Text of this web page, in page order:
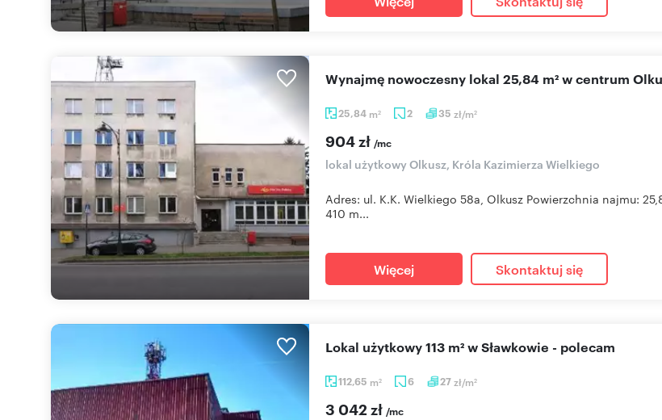
25,84 m2 2 35 zł/m2
Wynajmę nowoczesny lokal 25,84 m² w centrum
904 zł /mc
lokal użytkowy Olkusz, Króla Kazimierza Wielkiego
Adres: ul. K.K. Wielkiego 58a, Olkusz Powierzchnia najmu:
410 m...
Więcej Skontaktuj się
112,65 m2 6 27zł/m2
Lokal użytkowy 113 m² w Sławkowie - polecam
3 042 zł /mc